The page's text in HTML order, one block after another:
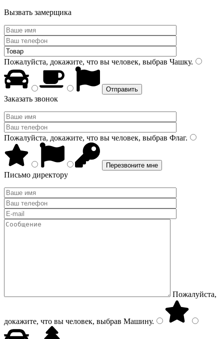
Вызвать замерщика
Пожалуйста, докажите, что вы человек, выбрав Чашку.
Заказать звонок
Пожалуйста, докажите, что вы человек, выбрав Флаг.
Письмо директору
Пожалуйста,
докажите, что вы человек, выбрав Машину.